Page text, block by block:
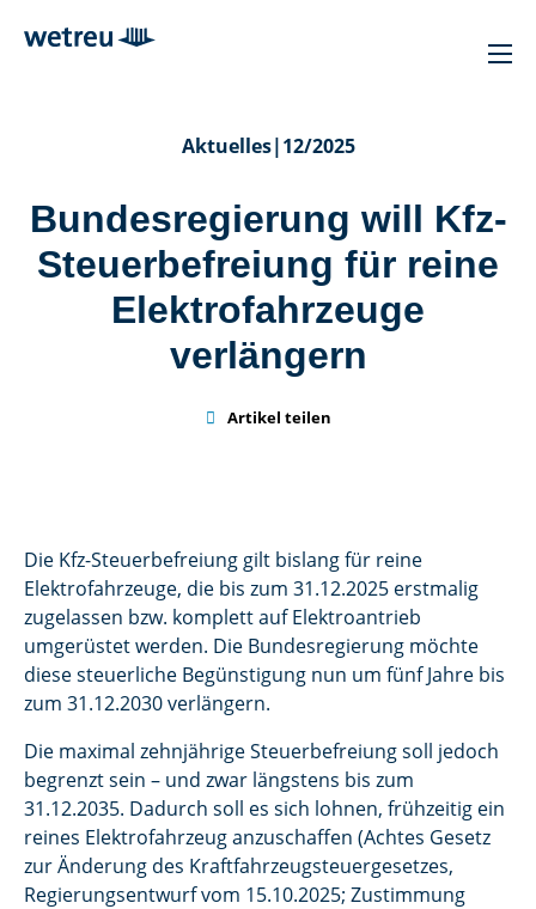
Aktuelles|12/2025
Bundesregierung will Kfz-
Steuerbefreiung für reine
Elektrofahrzeuge
verlängern
 Artikel teilen
Die Kfz-Steuerbefreiung gilt bislang für reine
Elektrofahrzeuge, die bis zum 31.12.2025 erstmalig
zugelassen bzw. komplett auf Elektroantrieb
umgerüstet werden. Die Bundesregierung möchte
diese steuerliche Begünstigung nun um fünf Jahre bis
zum 31.12.2030 verlängern.
Die maximal zehnjährige Steuerbefreiung soll jedoch
begrenzt sein – und zwar längstens bis zum
31.12.2035. Dadurch soll es sich lohnen, frühzeitig ein
reines Elektrofahrzeug anzuschaffen (Achtes Gesetz
zur Änderung des Kraftfahrzeugsteuergesetzes,
Regierungsentwurf vom 15.10.2025; Zustimmung